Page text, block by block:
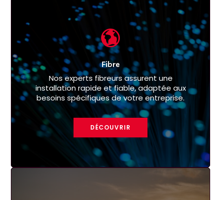
Fibre
Nos experts fibreurs assurent une
installation rapide et fiable, adaptée aux
besoins spécifiques de votre entreprise.
DÉCOUVRIR